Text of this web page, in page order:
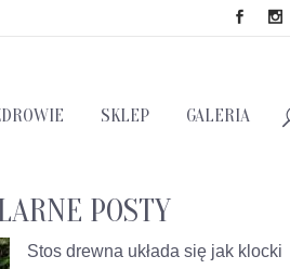
SKLEP GALERIA
POSTY
Stos drewna układa się jak klocki